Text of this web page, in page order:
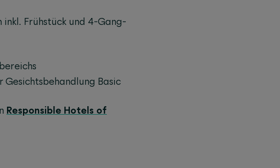
Frühstück und 4-Gang-
Basic
Responsible Hotels of